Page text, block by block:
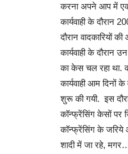
करना अपने आप में एक
कार्यवाही के
दौरान वादकारियों
कार्यवाही के दौरान
का केस चल रहा था.
कार्यवाही आम दिनों
शुरू की गयी. इस
कॉन्फ्रेंसिंग केसों पर
कॉन्फ्रेंसिंग के जरिये
शादी में जा रहे,